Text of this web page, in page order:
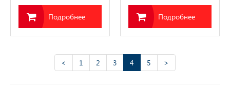
Подробнее Подробнее
< 1 2 3 4 5 >